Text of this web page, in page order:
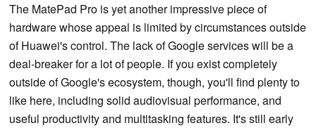
The MatePad Pro is yet another impressive piece of
hardware whose appeal is limited by circumstances outside
of Huawei's control. The lack of Google services will be a
deal-breaker for a lot of people. If you exist completely
outside of Google's ecosystem, though, you'll find plenty to
like here, including solid audiovisual performance, and
useful productivity and multitasking features. It's still early